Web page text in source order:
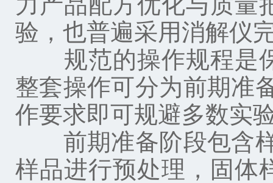
验，也普遍采用消解仪
规范的操作规程是保
整套操作可分为前期准
作要求即可规避多数实
前期准备阶段包含样
样品进行预处理，固体